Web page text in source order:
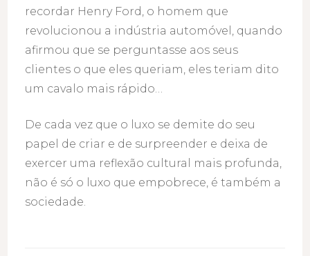
recordar Henry Ford, o homem que
revolucionou a indústria automóvel, quando
afirmou que se perguntasse aos seus
clientes o que eles queriam, eles teriam dito
um cavalo mais rápido…
De cada vez que o luxo se demite do seu
papel de criar e de surpreender e deixa de
exercer uma reflexão cultural mais profunda,
não é só o luxo que empobrece, é também a
sociedade.